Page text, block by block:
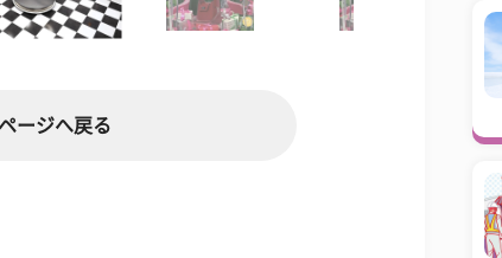
ージへ戻る